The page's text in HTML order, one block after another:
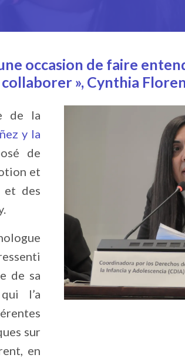
occasion de faire
», Cynthia
de la
y la
de
et
et des
de sa
l’a
sur
en